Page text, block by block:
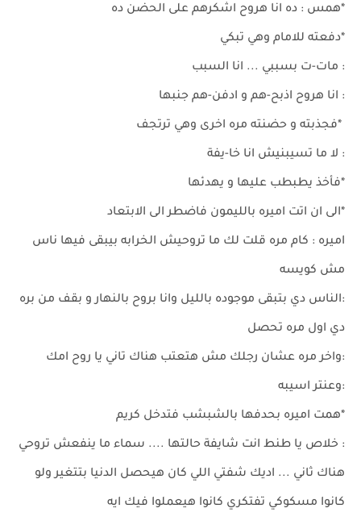
*همس : ده انا هروح اشكرهم على الحضن ده
*دفعته للامام وهي تبكي
: مات-ت بسببي ... انا السبب
: انا هروح اذبح-هم و ادفن-هم جنبها
*فجذبته و حضنته مره اخرى وهي ترتجف
: لا ما تسيبنيش انا خا-يفة
*فأخذ يطبطب عليها و يهدئها
*الى ان اتت اميره بالليمون فاضطر الى الابتعاد
اميره : كام مره قلت لك ما تروحيش الخرابه بيبقى فيها ناس
مش كويسه
:الناس دي بتبقى موجوده بالليل وانا بروح بالنهار و بقف من بره
دي اول مره تحصل
:واخر مره عشان رجلك مش هتعتب هناك تاني يا روح امك
:وعنتر اسيبه
*همت اميره بحدفها بالشبشب فتدخل كريم
: خلاص يا طنط انت شايفة حالتها .... سماء ما ينفعش تروحي
هناك ثاني ... اديك شفتي اللي كان هيحصل الدنيا بتتغير ولو
كانوا مسكوكي تفتكري كانوا هيعملوا فيك ايه